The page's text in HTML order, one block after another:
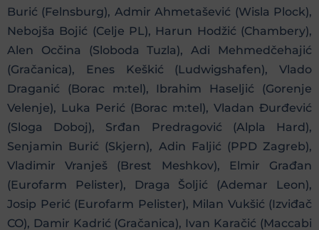
Burić (Felnsburg), Admir Ahmetašević (Wisla Plock),
Nebojša Bojić (Celje PL), Harun Hodžić (Chambery),
Alen Ocčina (Sloboda Tuzla), Adi Mehmedčehajić
(Gračanica), Enes Keškić (Ludwigshafen), Vlado
Draganić (Borac m:tel), Ibrahim Haseljić (Gorenje
Velenje), Luka Perić (Borac m:tel), Vladan Đurđević
(Sloga Doboj), Srđan Predragović (Alpla Hard),
Senjamin Burić (Skjern), Adin Faljić (PPD Zagreb),
Vladimir Vranješ (Brest Meshkov), Elmir Građan
(Eurofarm Pelister), Draga Šoljić (Ademar Leon),
Josip Perić (Eurofarm Pelister), Milan Vukšić (Izviđač
CO), Damir Kadrić (Gračanica), Ivan Karačić (Maccabi